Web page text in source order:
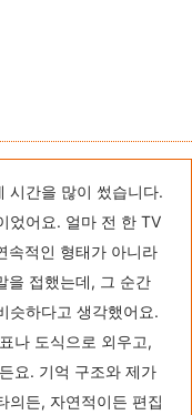
시간을 많이 썼습니다.
었어요. 얼마 전 한 TV
속적인 형태가 아니라
을 접했는데, 그 순간
슷하다고 생각했어요.
나 도식으로 외우고,
요. 기억 구조와 제가
의든, 자연적이든 편집